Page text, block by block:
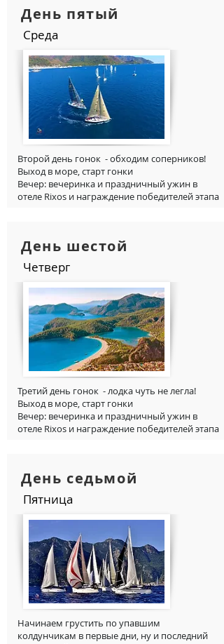
День пятый
Среда
Второй день гонок - обходим соперников!
Выход в море, старт гонки
Вечер: вечеринка и праздничный ужин в
отеле Rixos и награждение победителей этапа
День шестой
Четверг
Третий день гонок - лодка чуть не легла!
Выход в море, старт гонки
Вечер: вечеринка и праздничный ужин в
отеле Rixos и награждение победителей этапа
День седьмой
Пятница
Начинаем грустить по упавшим
колдунчикам в первые дни, ну и последний